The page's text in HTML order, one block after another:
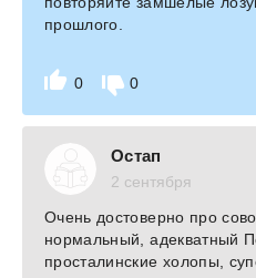
0 0
прошлого.
Остап
2 сентября
Очень достоверно про
нормальный, адекватный
просталинские холопы,